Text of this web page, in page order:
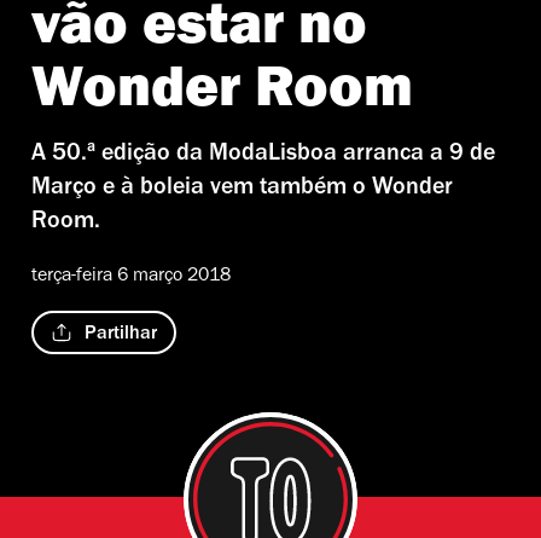
vão estar no
Wonder Room
A 50.ª edição da ModaLisboa arranca a 9 de
Março e à boleia vem também o Wonder
Room.
terça-feira 6 março 2018
Partilhar